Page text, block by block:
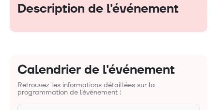
Description de l'événement
Calendrier de l'événement
Retrouvez les informations détaillées sur la
programmation de l'événement :